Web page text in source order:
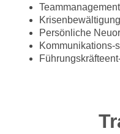
Teammanagement
Krisenbewältigung
Persönliche
Kommunikations-